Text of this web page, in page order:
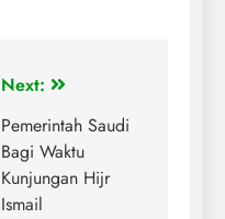
Next:
Pemerintah Saudi
Bagi Waktu
Kunjungan Hijr
Ismail